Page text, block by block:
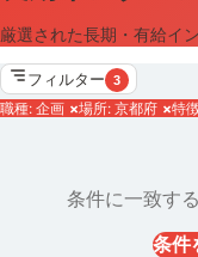
厳選された長期・有給イ
フィルター 3
職種: 企画 ×場所: 京都府 ×特
条件に一致す
条件